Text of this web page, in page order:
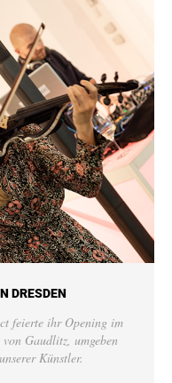
DRESDEN
feierte ihr Opening im
Gaudlitz, umgeben
Künstler.